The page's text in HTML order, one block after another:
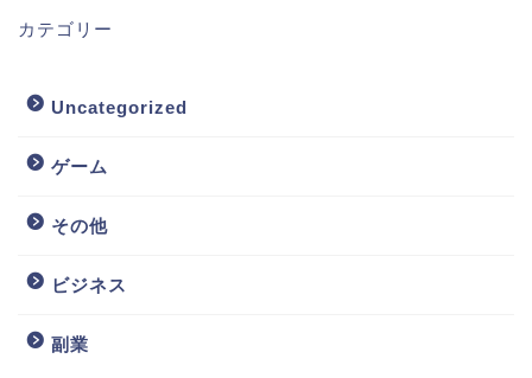
カテゴリー
Uncategorized
ゲーム
その他
ビジネス
副業